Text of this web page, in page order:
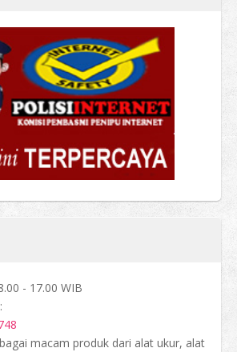
- 17.00 WIB
macam produk dari alat ukur, alat